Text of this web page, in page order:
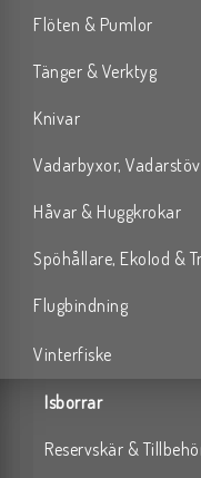
Flöten & Pumlor
Tänger & Verktyg
Knivar
Vadarbyxor,
Håvar & Huggkrokar
Spöhållare, Ekolod &
Flugbindning
Vinterfiske
Isborrar
Reservskär &